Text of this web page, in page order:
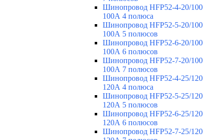
Шинопровод HFP52-4-20/100
100А 4 полюса
Шинопровод HFP52-5-20/100
100А 5 полюсов
Шинопровод HFP52-6-20/100
100А 6 полюсов
Шинопровод HFP52-7-20/100
100А 7 полюсов
Шинопровод HFP52-4-25/120
120А 4 полюса
Шинопровод HFP52-5-25/120
120А 5 полюсов
Шинопровод HFP52-6-25/120
120А 6 полюсов
Шинопровод HFP52-7-25/120